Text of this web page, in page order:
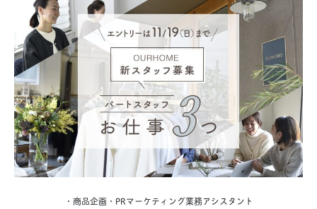
・商品企画・PRマーケティング業務アシスタント